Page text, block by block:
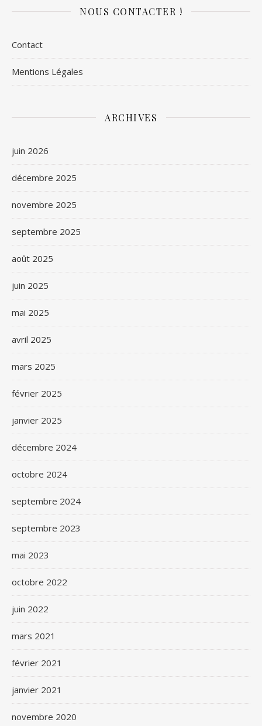
NOUS CONTACTER !
Contact
Mentions Légales
ARCHIVES
juin 2026
décembre 2025
novembre 2025
septembre 2025
août 2025
juin 2025
mai 2025
avril 2025
mars 2025
février 2025
janvier 2025
décembre 2024
octobre 2024
septembre 2024
septembre 2023
mai 2023
octobre 2022
juin 2022
mars 2021
février 2021
janvier 2021
novembre 2020